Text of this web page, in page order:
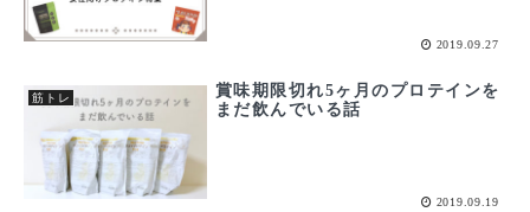
2019.09.27
筋トレ
賞味期限切れ5ヶ月のプロテインを
まだ飲んでいる話
2019.09.19